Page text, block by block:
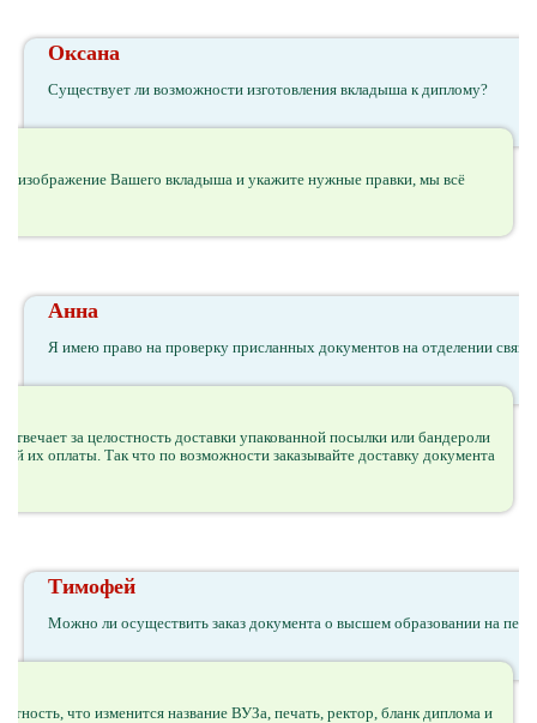
Оксана
Существует ли возможности изготовления вкладыша к диплому?
изображение Вашего вкладыша и укажите нужные правки, мы всё
Анна
Я имею право на проверку присланных документов на отделении
за целостность доставки упакованной посылки или бандероли
их оплаты. Так что по возможности заказывайте доставку документа
Тимофей
Можно ли осуществить заказ документа о высшем образовании на
что изменится название ВУЗа, печать, ректор, бланк диплома и